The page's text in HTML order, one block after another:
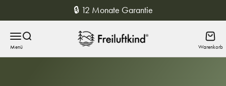
🔒 12 Monate Garantie
MenüSuche Freiluftkind